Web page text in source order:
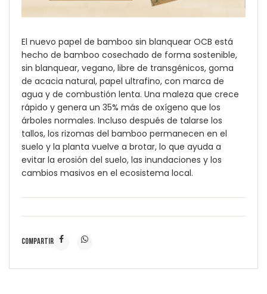
El nuevo papel de bamboo sin blanquear OCB está
hecho de bamboo cosechado de forma sostenible,
sin blanquear, vegano, libre de transgénicos, goma
de acacia natural, papel ultrafino, con marca de
agua y de combustión lenta. Una maleza que crece
rápido y genera un 35% más de oxígeno que los
árboles normales. Incluso después de talarse los
tallos, los rizomas del bamboo permanecen en el
suelo y la planta vuelve a brotar, lo que ayuda a
evitar la erosión del suelo, las inundaciones y los
cambios masivos en el ecosistema local.
COMPARTIR